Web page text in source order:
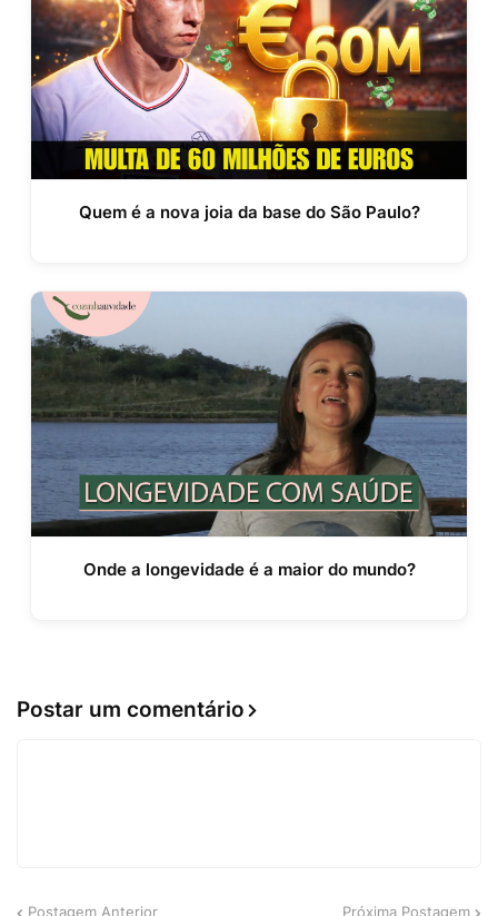
Quem é a nova joia da base do São Paulo?
Onde a longevidade é a maior do mundo?
Postar um comentário
Postagem Anterior Próxima Postagem